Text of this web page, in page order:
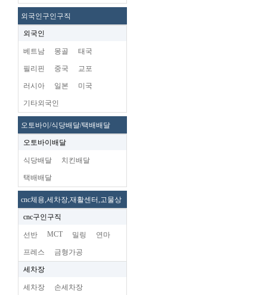
외국인구인구직
외국인
베트남 몽골 태국
필리핀 중국 교포
러시아 일본 미국
기타외국인
오토바이/식당배달/택배배달
오토바이배달
식당배달 치킨배달
택배배달
cnc체용,세차장,재활센터,고물상
cnc구인구직
선반 MCT 밀링 연마
프레스 금형가공
세차장
세차장 손세차장